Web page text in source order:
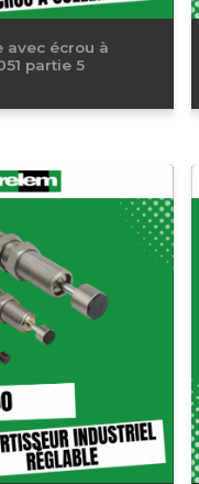
avec écrou à
partie 5